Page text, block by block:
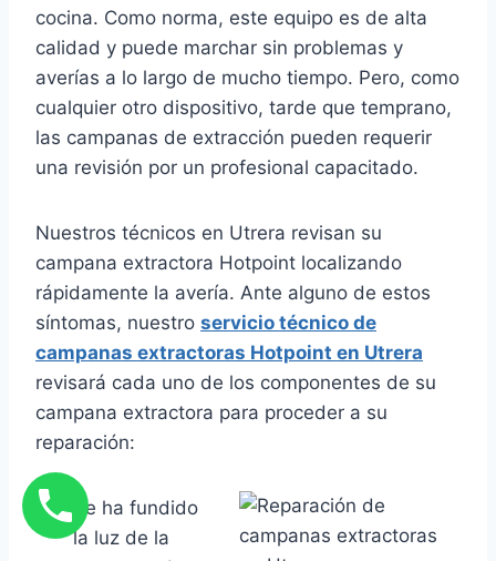
cocina. Como norma, este equipo es de alta
calidad y puede marchar sin problemas y
averías a lo largo de mucho tiempo. Pero, como
cualquier otro dispositivo, tarde que temprano,
las campanas de extracción pueden requerir
una revisión por un profesional capacitado.
Nuestros técnicos en Utrera revisan su
campana extractora Hotpoint localizando
rápidamente la avería. Ante alguno de estos
síntomas, nuestro servicio técnico de
campanas extractoras Hotpoint en Utrera
revisará cada uno de los componentes de su
campana extractora para proceder a su
reparación:
Se ha fundido
la luz de la